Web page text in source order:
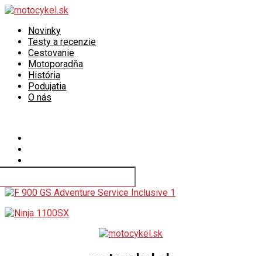
Novinky
Testy a recenzie
Cestovanie
Motoporadňa
História
Podujatia
O nás